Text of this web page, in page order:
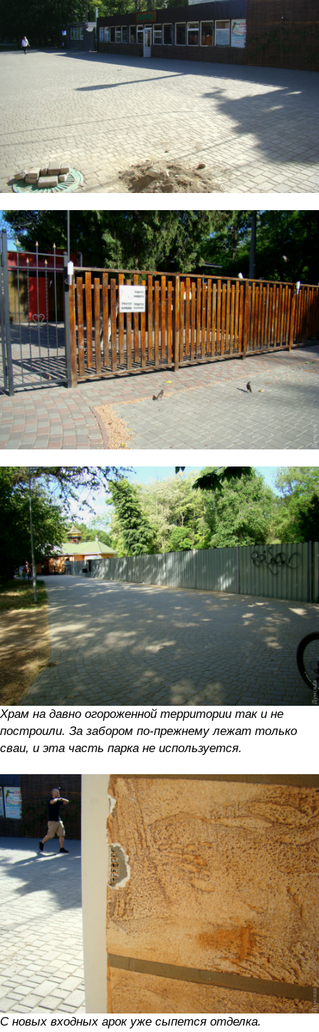
Храм на давно огороженной территории так и не
построили. За забором по-прежнему лежат только
сваи, и эта часть парка не используется.
С новых входных арок уже сыпется отделка.